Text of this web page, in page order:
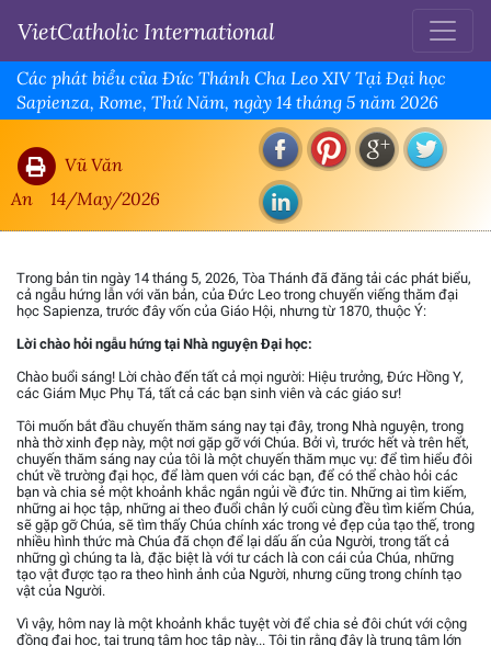
VietCatholic International
Các phát biểu của Đức Thánh Cha Leo XIV Tại Đại học
Sapienza, Rome, Thứ Năm, ngày 14 tháng 5 năm 2026
Vũ Văn
An
14/May/2026
Trong bản tin ngày 14 tháng 5, 2026, Tòa Thánh đã đăng tải các phát biểu,
cả ngẫu hứng lẫn với văn bản, của Đức Leo trong chuyến viếng thăm đại
học Sapienza, trước đây vốn của Giáo Hội, nhưng từ 1870, thuộc Ý:
Lời chào hỏi ngẫu hứng tại Nhà nguyện Đại học:
Chào buổi sáng! Lời chào đến tất cả mọi người: Hiệu trưởng, Đức Hồng Y,
các Giám Mục Phụ Tá, tất cả các bạn sinh viên và các giáo sư!
Tôi muốn bắt đầu chuyến thăm sáng nay tại đây, trong Nhà nguyện, trong
nhà thờ xinh đẹp này, một nơi gặp gỡ với Chúa. Bởi vì, trước hết và trên hết,
chuyến thăm sáng nay của tôi là một chuyến thăm mục vụ: để tìm hiểu đôi
chút về trường đại học, để làm quen với các bạn, để có thể chào hỏi các
bạn và chia sẻ một khoảnh khắc ngắn ngủi về đức tin. Những ai tìm kiếm,
những ai học tập, những ai theo đuổi chân lý cuối cùng đều tìm kiếm Chúa,
sẽ gặp gỡ Chúa, sẽ tìm thấy Chúa chính xác trong vẻ đẹp của tạo thế, trong
nhiều hình thức mà Chúa đã chọn để lại dấu ấn của Người, trong tất cả
những gì chúng ta là, đặc biệt là với tư cách là con cái của Chúa, những
tạo vật được tạo ra theo hình ảnh của Người, nhưng cũng trong chính tạo
vật của Người.
Vì vậy, hôm nay là một khoảnh khắc tuyệt vời để chia sẻ đôi chút với cộng
đồng đại học, tại trung tâm học tập này... Tôi tin rằng đây là trung tâm lớn